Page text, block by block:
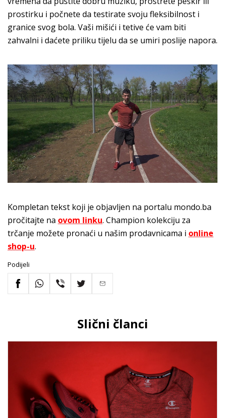
prostirku i počnete da testirate svoju fleksibilnost i
granice svog bola. Vaši mišići i tetive će vam biti
zahvalni i daćete priliku tijelu da se umiri poslije napora.
Kompletan tekst koji je objavljen na portalu mondo.ba
pročitajte na ovom linku. Champion kolekciju za
trčanje možete pronaći u našim prodavnicama i online
shop-u.
Podijeli
Slični članci